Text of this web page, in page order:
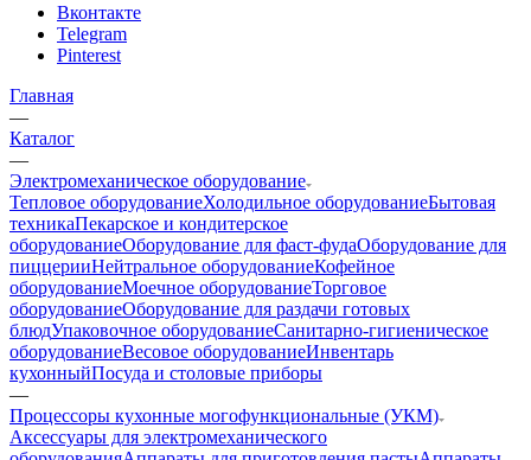
Вконтакте
Telegram
Pinterest
Главная
—
Каталог
—
Электромеханическое оборудование
Тепловое оборудованиеХолодильное оборудованиеБытовая
техникаПекарское и кондитерское
оборудованиеОборудование для фаст-фудаОборудование для
пиццерииНейтральное оборудованиеКофейное
оборудованиеМоечное оборудованиеТорговое
оборудованиеОборудование для раздачи готовых
блюдУпаковочное оборудованиеСанитарно-гигиеническое
оборудованиеВесовое оборудованиеИнвентарь
кухонныйПосуда и столовые приборы
—
Процессоры кухонные могофункциональные (УКМ)
Аксессуары для электромеханического